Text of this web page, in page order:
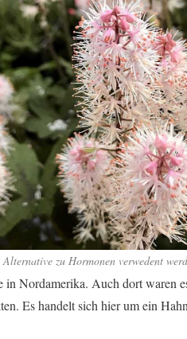
zu Hormonen verwedent
in Nordamerika. Auch dort waren
Es handelt sich hier um ein